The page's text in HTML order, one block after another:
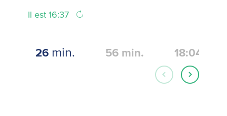
Il est 16:37
26 min. 56 min. 18:04